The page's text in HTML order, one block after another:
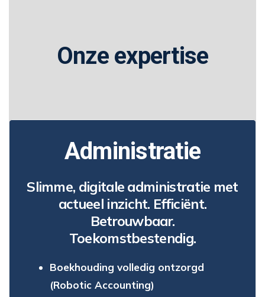
Onze expertise
Administratie
Slimme, digitale administratie met
actueel inzicht. Efficiënt.
Betrouwbaar.
Toekomstbestendig.
Boekhouding volledig ontzorgd
(Robotic Accounting)